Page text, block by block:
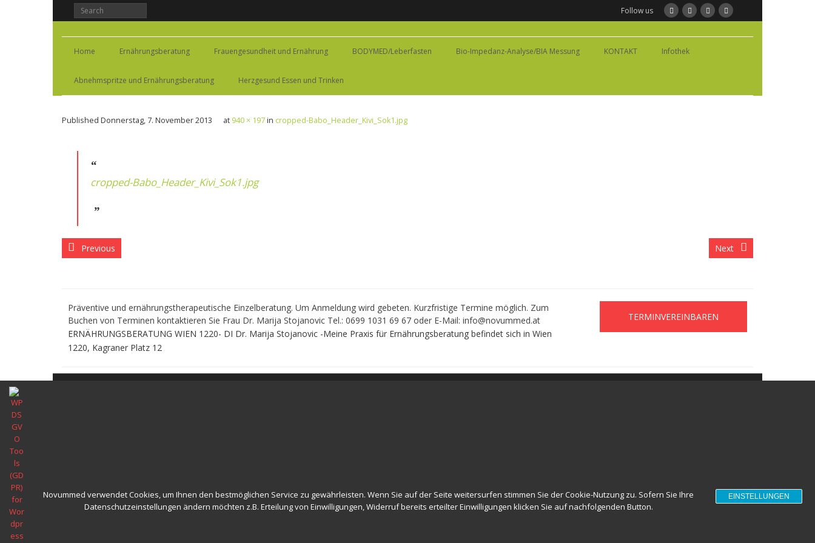
Follow us
Home Ernährungsberatung Frauengesundheit und Ernährung BODYMED/Leberfasten Bio-Impedanz-Analyse/BIA Messung KONTAKT Infothek
Abnehmspritze und Ernährungsberatung Herzgesund Essen und Trinken
Published Donnerstag, 7. November 2013 at 940 × 197in cropped-Babo_Header_Kivi_Sok1.jpg
cropped-Babo_Header_Kivi_Sok1.jpg
Previous Next
Präventive und ernährungstherapeutische Einzelberatung. Um Anmeldung wird gebeten. Kurzfristige Termine möglich. Zum
Buchen von Terminen kontaktieren Sie Frau Dr. Marija Stojanovic Tel.: 0699 1031 69 67 oder E-Mail: info@novummed.at
ERNÄHRUNGSBERATUNG WIEN 1220- DI Dr. Marija Stojanovic -Meine Praxis für Ernährungsberatung befindet sich in Wien
1220, Kagraner Platz 12
TERMINVEREINBAREN
Novummed verwendet Cookies, um Ihnen den bestmöglichen Service zu gewährleisten. Wenn Sie auf der Seite weitersurfen stimmen Sie der Cookie-Nutzung zu. Sofern Sie Ihre
Datenschutzeinstellungen ändern möchten z.B. Erteilung von Einwilligungen, Widerruf bereits erteilter Einwilligungen klicken Sie auf nachfolgenden Button.
EINSTELLUNGEN